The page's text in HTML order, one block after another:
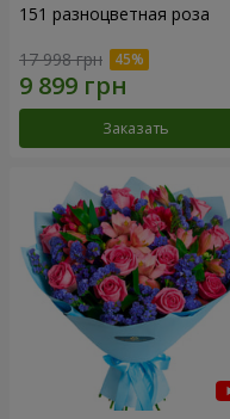
151 разноцветная роза
17 998 грн
Заказать